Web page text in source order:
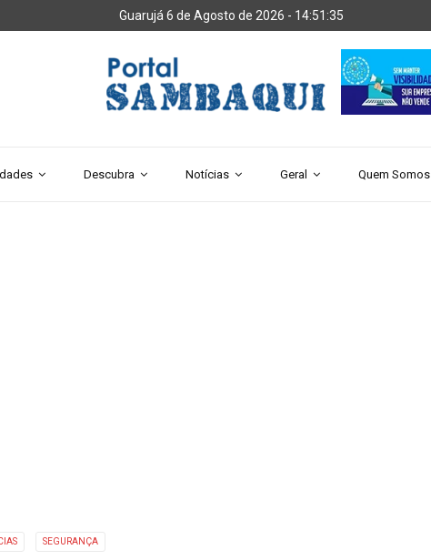
Guarujá 6 de Agosto de 2026 - 14:51:37
Descubra Notícias Geral Quem Somos
SEGURANÇA